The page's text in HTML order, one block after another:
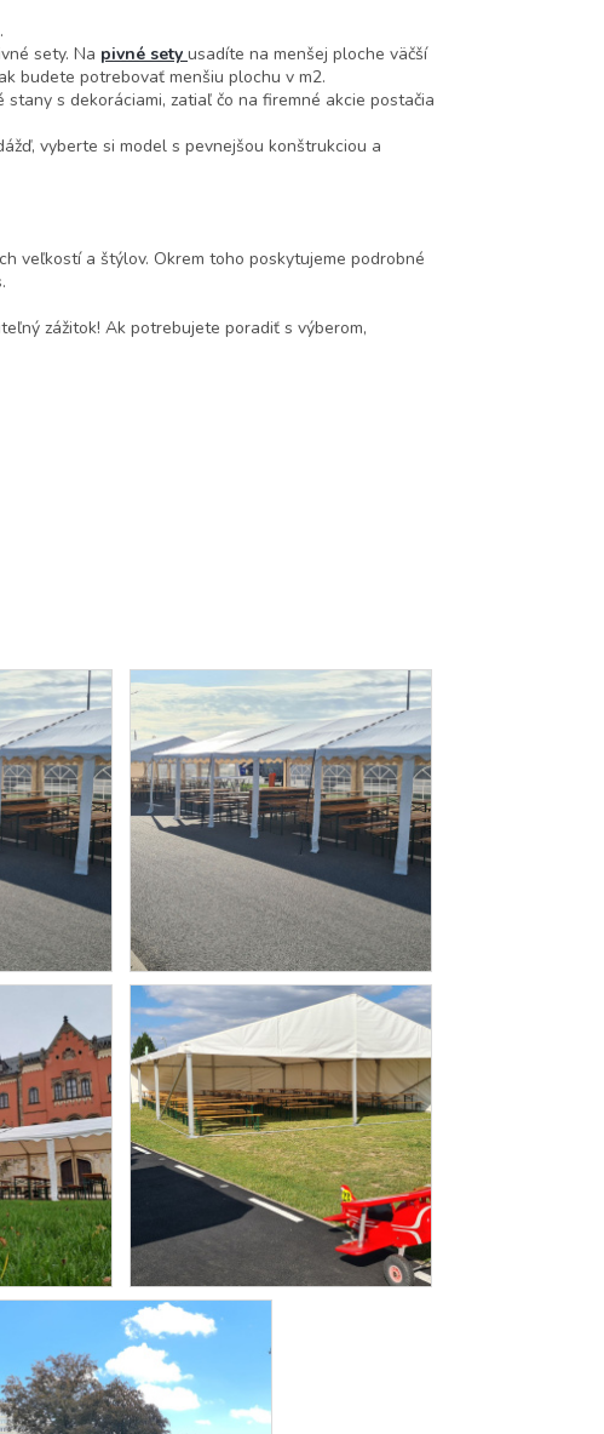
sety. Na pivné sety usadíte na menšej ploche väčší
budete potrebovať menšiu plochu v m2.
s dekoráciami, zatiaľ čo na firemné akcie postačia
vyberte si model s pevnejšou konštrukciou a
veľkostí a štýlov. Okrem toho poskytujeme podrobné
zážitok! Ak potrebujete poradiť s výberom,